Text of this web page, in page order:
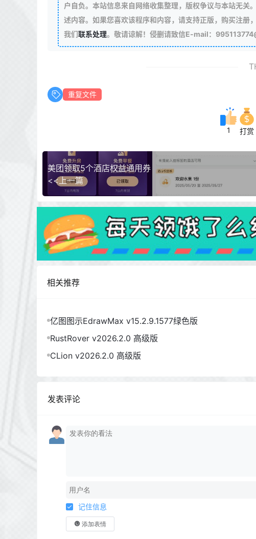
户自负。本站信息来自网络收集整理，版权争议与本站无
述内容。如果您喜欢该程序和内容，请支持正版，购买注册
我们联系处理。敬请谅解！侵删请致信E-mail：
重复文件
1 打赏
美团领取5个酒店权益通用券
<<上一篇
相关推荐
亿图图示EdrawMax v15.2.9.1577绿色版
RustRover v2026.2.0 高级版
CLion v2026.2.0 高级版
发表评论
记住信息
添加表情